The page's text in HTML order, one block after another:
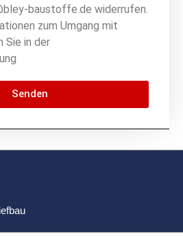
baustoffe.de widerrufen.
zum Umgang mit
Sie in der
Senden